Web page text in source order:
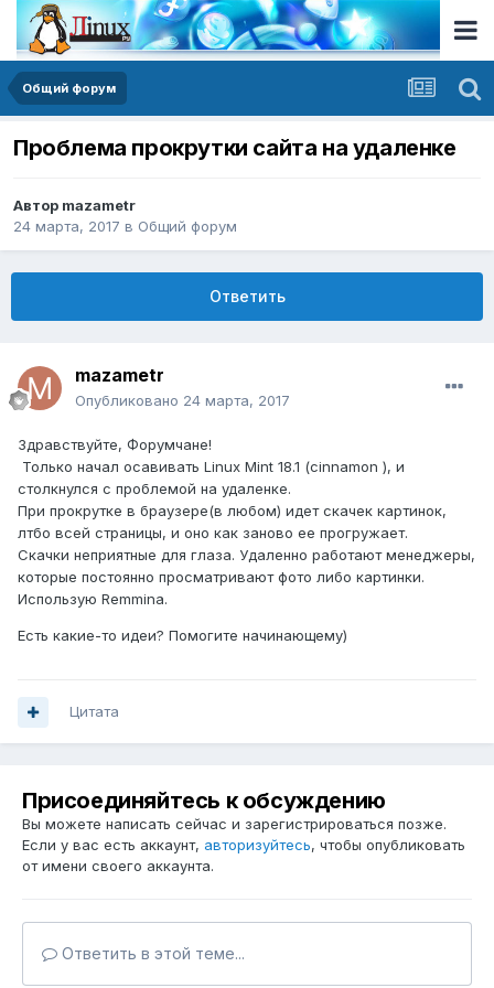
Общий форум
Проблема прокрутки сайта на удаленке
Автор mazametr
24 марта, 2017 в Общий форум
Ответить
mazametr
Опубликовано 24 марта, 2017
Здравствуйте, Форумчане!
Только начал осавивать Linux Mint 18.1 (cinnamon ), и
столкнулся с проблемой на удаленке.
При прокрутке в браузере(в любом) идет скачек картинок,
лтбо всей страницы, и оно как заново ее прогружает.
Скачки неприятные для глаза. Удаленно работают менеджеры,
которые постоянно просматривают фото либо картинки.
Использую Remmina.
Есть какие-то идеи? Помогите начинающему)
Цитата
Присоединяйтесь к обсуждению
Вы можете написать сейчас и зарегистрироваться позже.
Если у вас есть аккаунт, авторизуйтесь, чтобы опубликовать
от имени своего аккаунта.
Ответить в этой теме...